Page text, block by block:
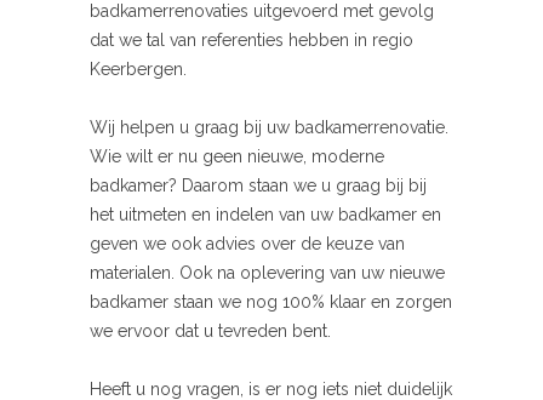
badkamerrenovaties uitgevoerd met gevolg
dat we tal van referenties hebben in regio
Keerbergen.
Wij helpen u graag bij uw badkamerrenovatie.
Wie wilt er nu geen nieuwe, moderne
badkamer? Daarom staan we u graag bij bij
het uitmeten en indelen van uw badkamer en
geven we ook advies over de keuze van
materialen. Ook na oplevering van uw nieuwe
badkamer staan we nog 100% klaar en zorgen
we ervoor dat u tevreden bent.
Heeft u nog vragen, is er nog iets niet duidelijk